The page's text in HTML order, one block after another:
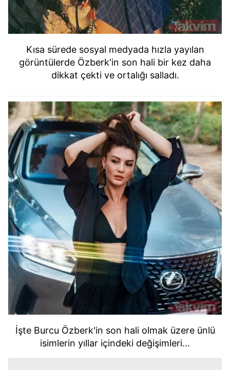
Kısa sürede sosyal medyada hızla yayılan
görüntülerde Özberk'in son hali bir kez daha
dikkat çekti ve ortalığı salladı.
İşte Burcu Özberk'in son hali olmak üzere ünlü
isimlerin yıllar içindeki değişimleri...